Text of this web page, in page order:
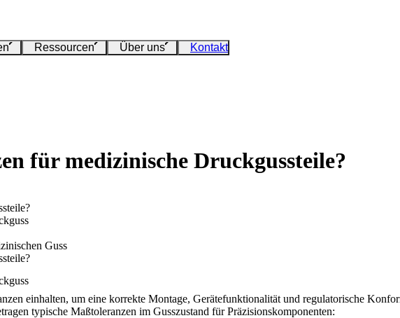
Ressourcen Über uns Kontakt
für medizinische Druckgussteile?
Guss
einhalten, um eine korrekte Montage, Gerätefunktionalität und regulatorische
typische Maßtoleranzen im Gusszustand für Präzisionskomponenten: